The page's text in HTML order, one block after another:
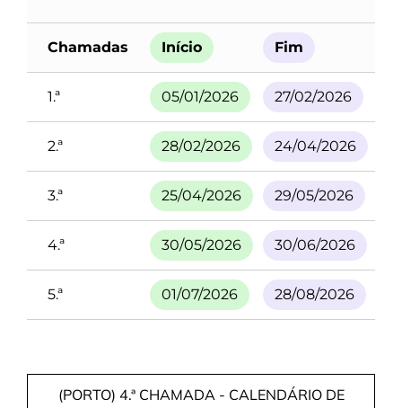
Chamadas Início Fim
1.ª 05/01/2026 27/02/2026
2.ª 28/02/2026 24/04/2026
3.ª 25/04/2026 29/05/2026
4.ª 30/05/2026 30/06/2026
5.ª 01/07/2026 28/08/2026
(PORTO) 4.ª CHAMADA - CALENDÁRIO DE